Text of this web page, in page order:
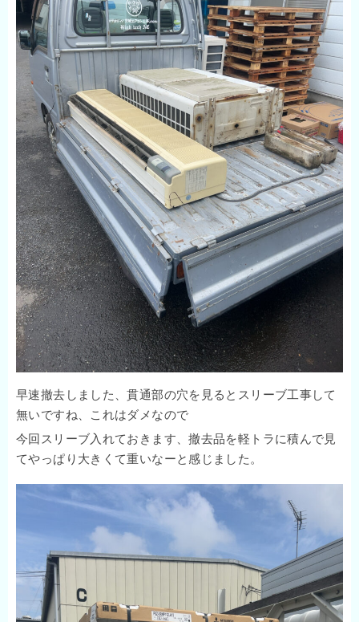
早速撤去しました、貫通部の穴を見るとスリーブ工事して
無いですね、これはダメなので
今回スリーブ入れておきます、撤去品を軽トラに積んで見
てやっぱり大きくて重いなーと感じました。